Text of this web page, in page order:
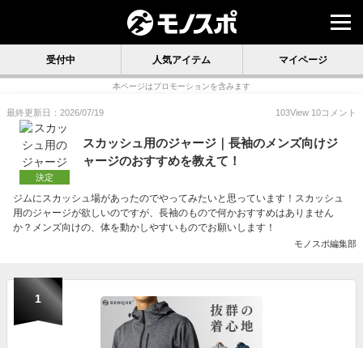
受付中 人気アイテム マイページ
本ページはプロモーションを含みます
最終更新日：2026/07/19 103View 10コメント
決定
スカッシュ用のジャージ｜長袖のメンズ向けジ
ャージのおすすめを教えて！
ジムにスカッシュ場があったのでやってみたいと思っています！スカッシュ
用のジャージが欲しいのですが、長袖のもので何かおすすめはありません
か？メンズ向けの、体を動かしやすいものでお願いします！
モノスポ編集部
1